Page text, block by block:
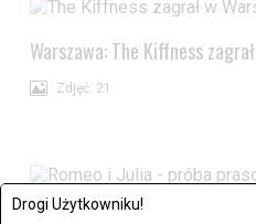
Drogi Użytkowniku!
Warszawa: The Kiffness
Zdjęć: 21